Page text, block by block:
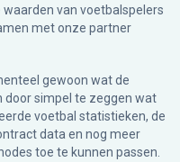
van voetbalspelers
met onze partner
gewoon wat de
door simpel te zeggen wat
voetbal statistieken, de
data en nog meer
toe te kunnen passen.